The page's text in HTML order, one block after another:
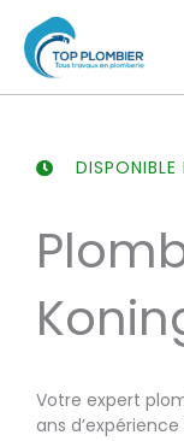
contenu
Votre expert
ans